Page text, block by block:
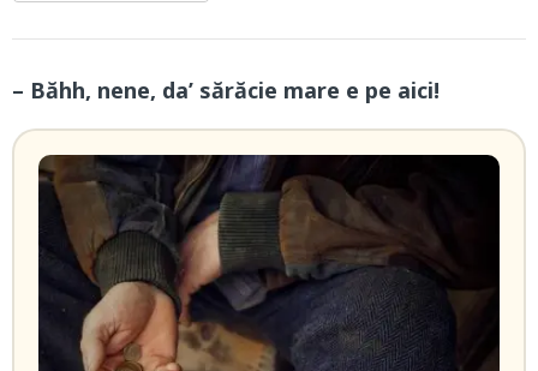
– Băhh, nene, da’ sărăcie mare e pe aici!